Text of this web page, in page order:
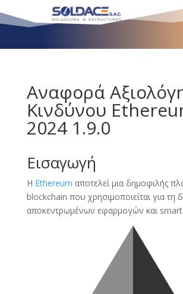
Αναφορά
Κινδύνου
2024 1.9.0
Εισαγωγή
Η Ethereum αποτελεί μια δημοφιλής
blockchain που χρησιμοποιείται για τη
αποκεντρωμένων εφαρμογών και